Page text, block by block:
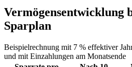
Vermögensentwicklung
Sparplan
Beispielrechnung mit 7 % effektiver
und mit Einzahlungen am Monatsende